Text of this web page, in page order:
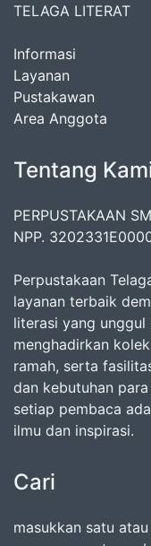
TELAGA LITERAT
Informasi
Layanan
Pustakawan
Area Anggota
Tentang
PERPUSTAKAAN
NPP.
Perpustakaan
layanan terbaik
literasi yang unggul
menghadirkan
ramah, serta
dan kebutuhan
setiap pembaca
ilmu dan inspirasi.
Cari
masukkan satu